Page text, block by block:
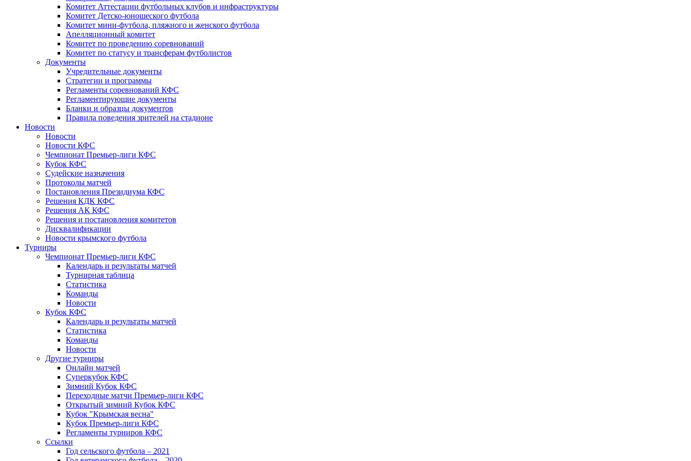
Комитет Аттестации футбольных клубов и инфраструктуры
Комитет Детско-юношеского футбола
Комитет мини-футбола, пляжного и женского футбола
Апелляционный комитет
Комитет по проведению соревнований
Комитет по статусу и трансферам футболистов
Документы
Учредительные документы
Стратегии и программы
Регламенты соревнований КФС
Регламентирующие документы
Бланки и образцы документов
Правила поведения зрителей на стадионе
Новости
Новости
Новости КФС
Чемпионат Премьер-лиги КФС
Кубок КФС
Судейские назначения
Протоколы матчей
Постановления Президиума КФС
Решения КДК КФС
Решения АК КФС
Решения и постановления комитетов
Дисквалификации
Новости крымского футбола
Турниры
Чемпионат Премьер-лиги КФС
Календарь и результаты матчей
Турнирная таблица
Статистика
Команды
Новости
Кубок КФС
Календарь и результаты матчей
Статистика
Команды
Новости
Другие турниры
Онлайн матчей
Суперкубок КФС
Зимний Кубок КФС
Переходные матчи Премьер-лиги КФС
Открытый зимний Кубок КФС
Кубок "Крымская весна"
Кубок Премьер-лиги КФС
Регламенты турниров КФС
Ссылки
Год сельского футбола – 2021